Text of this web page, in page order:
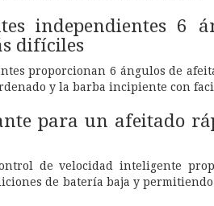
independientes 6
difíciles
proporcionan 6 ángulos de
y la barba incipiente con
para un afeitado
de velocidad inteligente
de batería baja y